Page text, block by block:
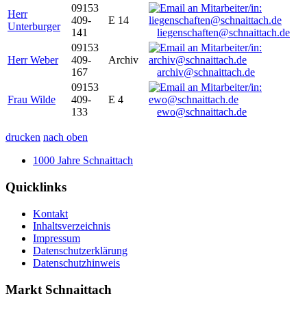
Herr
Unterburger
09153
409-
141
E 14
liegenschaften@schnaittach.de
Herr Weber
09153
409-
167
Archiv
archiv@schnaittach.de
Frau Wilde
09153
409-
133
E 4
ewo@schnaittach.de
drucken nach oben
1000 Jahre Schnaittach
Quicklinks
Kontakt
Inhaltsverzeichnis
Impressum
Datenschutzerklärung
Datenschutzhinweis
Markt Schnaittach